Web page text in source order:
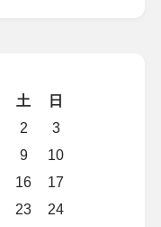
土
日
2
3
9
10
16
17
23
24